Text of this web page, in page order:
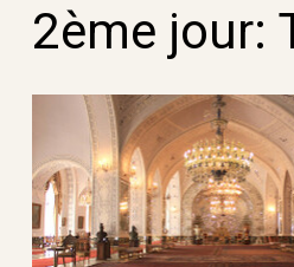
2ème jour: